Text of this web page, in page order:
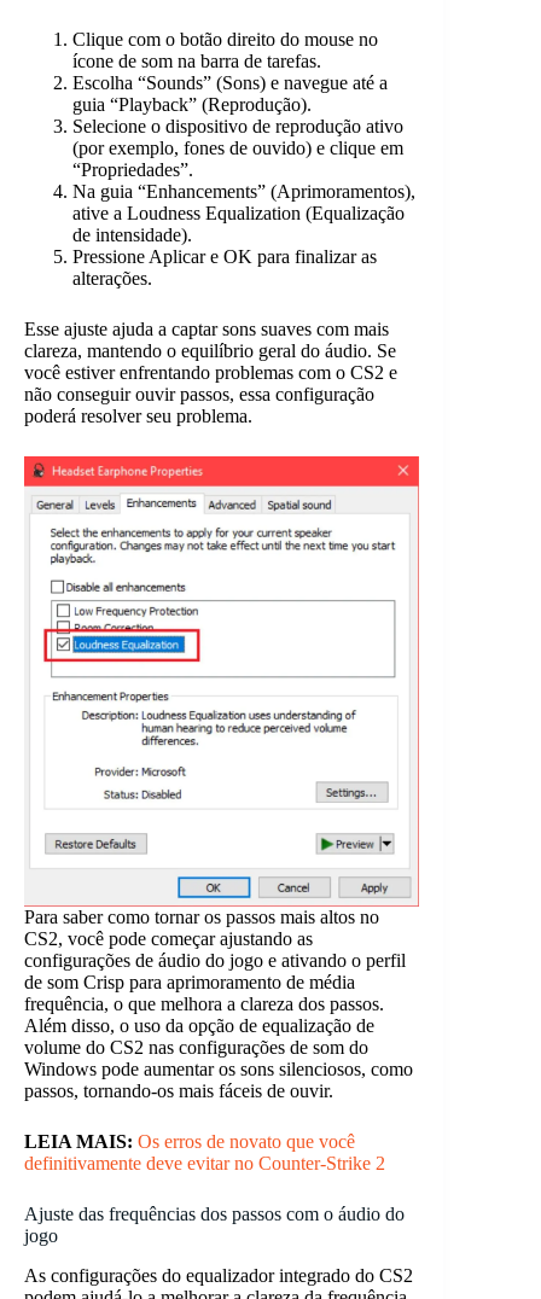
Clique com o botão direito do mouse no
ícone de som na barra de tarefas.
Escolha “Sounds” (Sons) e navegue até a
guia “Playback” (Reprodução).
Selecione o dispositivo de reprodução ativo
(por exemplo, fones de ouvido) e clique em
“Propriedades”.
Na guia “Enhancements” (Aprimoramentos),
ative a Loudness Equalization (Equalização
de intensidade).
Pressione Aplicar e OK para finalizar as
alterações.
Esse ajuste ajuda a captar sons suaves com mais
clareza, mantendo o equilíbrio geral do áudio. Se
você estiver enfrentando problemas com o CS2 e
não conseguir ouvir passos, essa configuração
poderá resolver seu problema.
Para saber como tornar os passos mais altos no
CS2, você pode começar ajustando as
configurações de áudio do jogo e ativando o perfil
de som Crisp para aprimoramento de média
frequência, o que melhora a clareza dos passos.
Além disso, o uso da opção de equalização de
volume do CS2 nas configurações de som do
Windows pode aumentar os sons silenciosos, como
passos, tornando-os mais fáceis de ouvir.
LEIA MAIS: Os erros de novato que você
definitivamente deve evitar no Counter-Strike 2
Ajuste das frequências dos passos com o áudio do
jogo
As configurações do equalizador integrado do CS2